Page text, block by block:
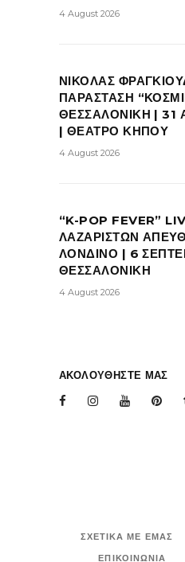
4 August 2026
ΝΙΚΟΛΑΣ
ΠΑΡΑΣΤΑΣΗ
ΘΕΣΣΑΛΟΝΙΚΗ | 31
| ΘΕΑΤΡΟ ΚΗΠΟΥ
4 August 2026
“K-POP FEVER”
ΛΑΖΑΡΙΣΤΩΝ
ΛΟΝΔΙΝΟ | 6
ΘΕΣΣΑΛΟΝΙΚΗ
4 August 2026
ΑΚΟΛΟΥΘΗΣΤΕ ΜΑΣ
ΣΧΕΤΙΚΑ ΜΕ ΕΜΑΣ
ΕΠΙΚΟΙΝΩΝΙΑ